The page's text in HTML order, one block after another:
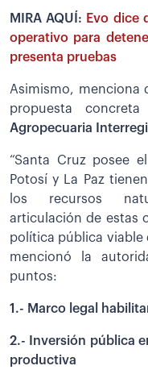
MIRA AQUÍ: Evo dice
operativo para
presenta pruebas
Asimismo, menciona
propuesta
Agropecuaria
“Santa Cruz posee
Potosí y La Paz
los recursos
articulación de estas
política pública viable
mencionó la
puntos:
1.- Marco legal
2.- Inversión pública
productiva